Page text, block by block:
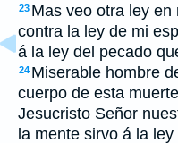
23 Mas veo otra ley
contra la ley de mi
á la ley del pecado
24 Miserable hombre
cuerpo de esta
Jesucristo Señor
la mente sirvo á la